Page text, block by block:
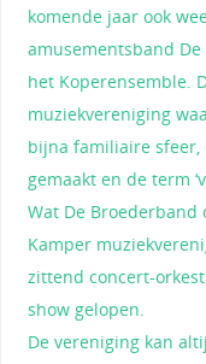
komende jaar ook
amusementsband
het Koperensemble.
muziekvereniging
bijna familiaire sfeer,
gemaakt en de term
Wat De
Kamper
zittend concert-
show gelopen.
De vereniging kan